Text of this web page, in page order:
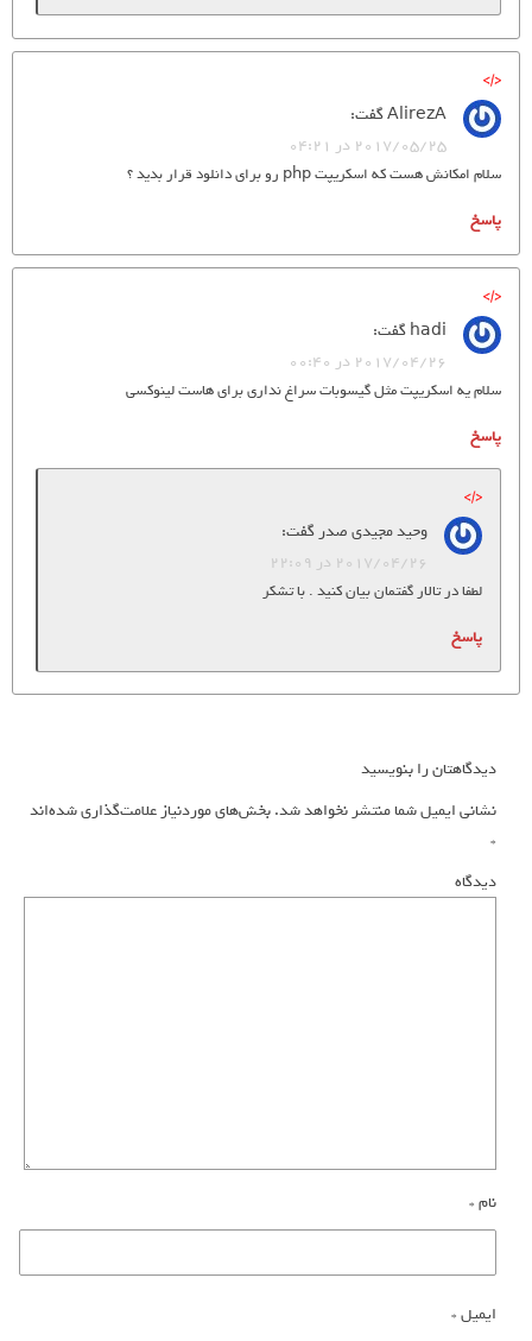
AlirezAگفت:
2017/05/25 در 04:21
سلام امکانش هست که اسکریپت php رو برای دانلود قرار بدید ؟
پاسخ
hadiگفت:
2017/04/26 در 00:40
سلام یه اسکریپت مثل گیسوبات سراغ نداری برای هاست لینوکسی
پاسخ
وحید مجیدی صدر گفت:
2017/04/26 در 22:09
لطفا در تالار گفتمان بیان کنید . با تشکر
پاسخ
دیدگاهتان را بنویسید
نشانی ایمیل شما منتشر نخواهد شد.بخش‌های موردنیاز علامت‌گذاری شده‌اند
*
دیدگاه
نام*
ایمیل*